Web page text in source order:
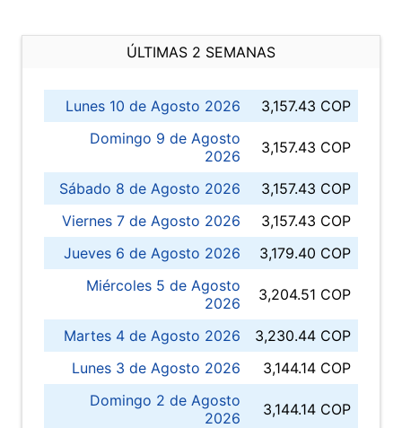
ÚLTIMAS 2 SEMANAS
Lunes 10 de Agosto 2026
3,157.43 COP
Domingo 9 de Agosto
2026
3,157.43 COP
Sábado 8 de Agosto 2026
3,157.43 COP
Viernes 7 de Agosto 2026
3,157.43 COP
Jueves 6 de Agosto 2026
3,179.40 COP
Miércoles 5 de Agosto
2026
3,204.51 COP
Martes 4 de Agosto 2026
3,230.44 COP
Lunes 3 de Agosto 2026
3,144.14 COP
Domingo 2 de Agosto
2026
3,144.14 COP